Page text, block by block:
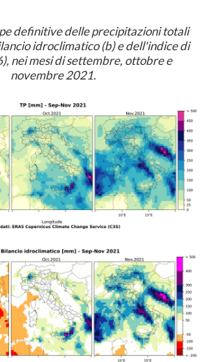
definitive delle precipitazioni totali
idroclimatico (b) e dell'indice di
nei mesi di settembre, ottobre e
novembre 2021.